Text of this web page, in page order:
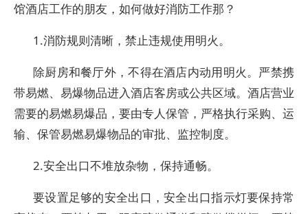
馆酒店工作的朋友，如何做好消防工作那？
1.消防规则清晰，禁止违规使用明火。
除厨房和餐厅外，不得在酒店内动用明火。严禁携
带易燃、易爆物品进入酒店客房或公共区域。酒店营业
需要的易燃易爆品，要由专人保管，严格执行采购、运
输、保管易燃易爆物品的审批、监控制度。
2.安全出口不堆放杂物，保持通畅。
要设置足够的安全出口，安全出口指示灯要保持常